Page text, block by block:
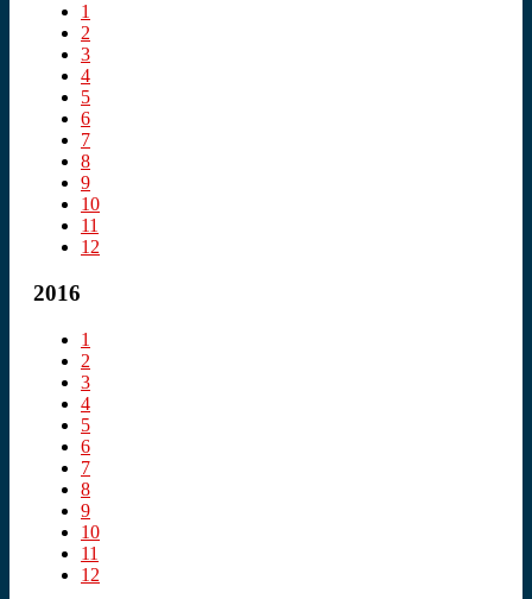
1
2
3
4
5
6
7
8
9
10
11
12
2016
1
2
3
4
5
6
7
8
9
10
11
12